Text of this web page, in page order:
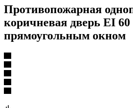
Противопожарная
коричневая дверь EI 60
прямоугольным окном